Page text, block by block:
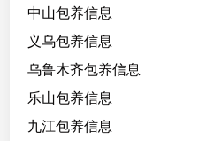
中山包养信息
义乌包养信息
乌鲁木齐包养信息
乐山包养信息
九江包养信息